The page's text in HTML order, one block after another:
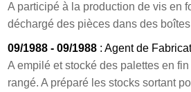
A participé à la production de vis en
déchargé des pièces dans des
09/1988 - 09/1988 : Agent de
A empilé et stocké des palettes en
rangé. A préparé les stocks sortant